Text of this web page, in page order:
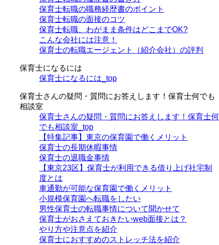
保育士転職の職務経歴書のポイント
保育士転職の面接のコツ
保育士転職、わがまま条件はどこまでOK?
こんな会社には注意！
保育士の転職エージェント（紹介会社）の評判
保育士になるには
保育士になるには_top
保育士さんの疑問・質問にお答えします！保育士何でも
相談室
保育士さんの疑問・質問にお答えします！保育士何
でも相談室_top
【特集記事】東京の保育園で働くメリット
保育士の長期休暇事情
保育士の退職金事情
【東京23区】保育士が利用できる借り上げ社宅制
度とは
車通勤が可能な保育園で働くメリット
小規模保育園へ転職をしたい
男性保育士の転職事情について聞かせて
保育士がおさえておきたいweb面接とは？
やり方や注意点を紹介
保育士におすすめのストレッチ法を紹介